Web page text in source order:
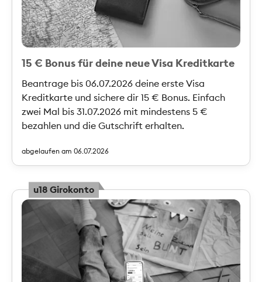
15 € Bonus für deine neue Visa Kreditkarte
Beantrage bis 06.07.2026 deine erste Visa
Kreditkarte und sichere dir 15 € Bonus. Einfach
zwei Mal bis 31.07.2026 mit mindestens 5 €
bezahlen und die Gutschrift erhalten.
abgelaufen am 06.07.2026
u18 Girokonto